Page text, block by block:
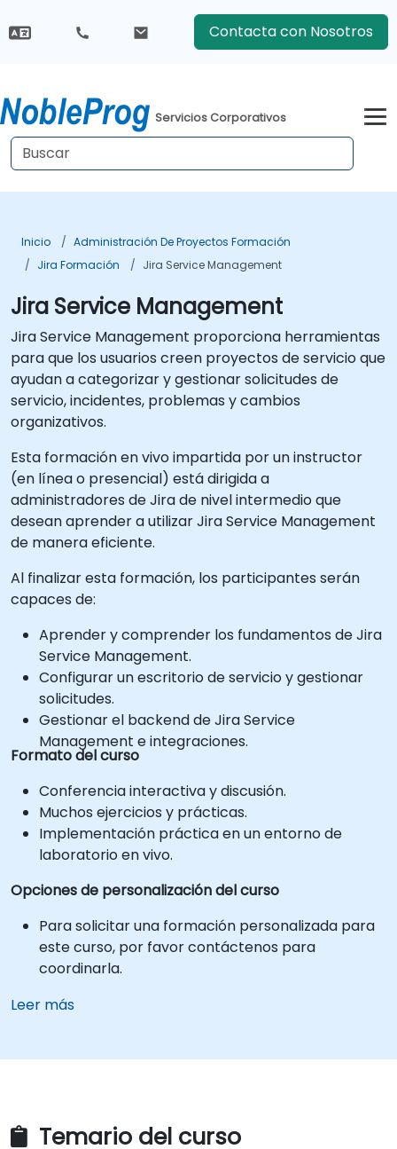
Contacta con Nosotros
Servicios Corporativos
Inicio
Administración De Proyectos Formación
Jira Formación
Jira Service Management
Jira Service Management
Jira Service Management proporciona herramientas
para que los usuarios creen proyectos de servicio que
ayudan a categorizar y gestionar solicitudes de
servicio, incidentes, problemas y cambios
organizativos.
Esta formación en vivo impartida por un instructor
(en línea o presencial) está dirigida a
administradores de Jira de nivel intermedio que
desean aprender a utilizar Jira Service Management
de manera eficiente.
Al finalizar esta formación, los participantes serán
capaces de:
Aprender y comprender los fundamentos de Jira
Service Management.
Configurar un escritorio de servicio y gestionar
solicitudes.
Gestionar el backend de Jira Service
Management e integraciones.
Formato del curso
Conferencia interactiva y discusión.
Muchos ejercicios y prácticas.
Implementación práctica en un entorno de
laboratorio en vivo.
Opciones de personalización del curso
Para solicitar una formación personalizada para
este curso, por favor contáctenos para
coordinarla.
Leer más
Temario del curso